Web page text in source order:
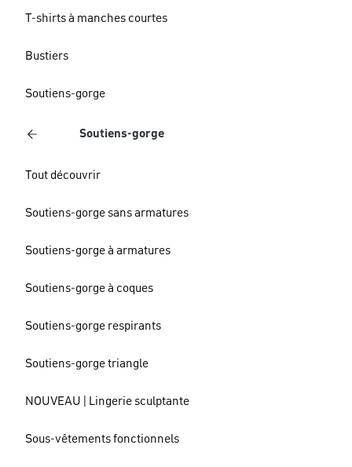
T-shirts à manches courtes
Bustiers
Soutiens-gorge
Soutiens-gorge
Tout découvrir
Soutiens-gorge sans armatures
Soutiens-gorge à armatures
Soutiens-gorge à coques
Soutiens-gorge respirants
Soutiens-gorge triangle
NOUVEAU | Lingerie sculptante
Sous-vêtements fonctionnels